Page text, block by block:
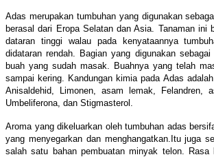
Adas merupakan tumbuhan yang digunakan
berasal dari Eropa Selatan dan Asia. Tanaman ini
dataran tinggi walau pada kenyataannya
didataran rendah. Bagian yang digunakan
buah yang sudah masak. Buahnya yang telah
sampai kering. Kandungan kimia pada Adas
Anisaldehid, Limonen, asam lemak, Felandren,
Umbeliferona, dan Stigmasterol.
Aroma yang dikeluarkan oleh tumbuhan adas
yang menyegarkan dan menghangatkan.Itu juga
salah satu bahan pembuatan minyak telon. Rasa